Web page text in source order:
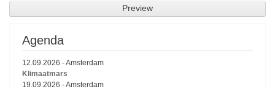
Agenda
12.09.2026 -Amsterdam
Klimaatmars
19.09.2026 -Amsterdam